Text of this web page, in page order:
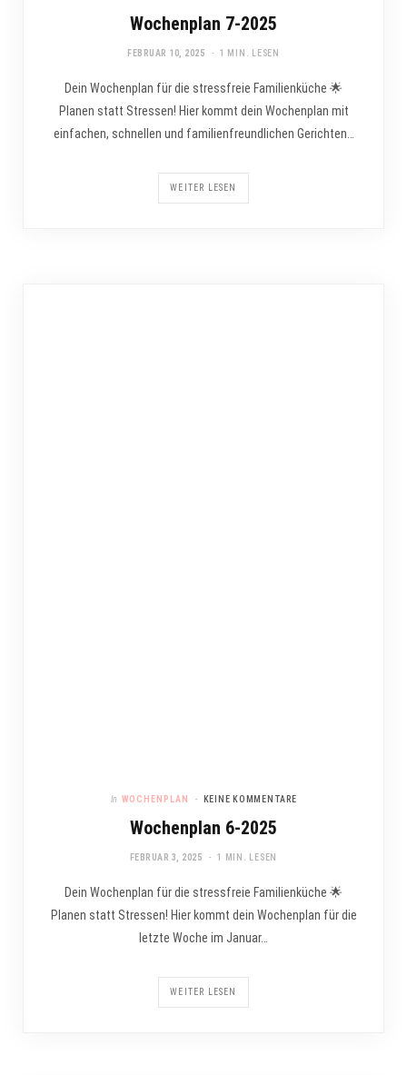
Wochenplan 7-2025
FEBRUAR 10, 2025 1 MIN. LESEN
Dein Wochenplan für die stressfreie Familienküche 🌟
Planen statt Stressen! Hier kommt dein Wochenplan mit
einfachen, schnellen und familienfreundlichen Gerichten…
WEITER LESEN
In WOCHENPLAN KEINE KOMMENTARE
Wochenplan 6-2025
FEBRUAR 3, 2025 1 MIN. LESEN
Dein Wochenplan für die stressfreie Familienküche 🌟
Planen statt Stressen! Hier kommt dein Wochenplan für die
letzte Woche im Januar…
WEITER LESEN